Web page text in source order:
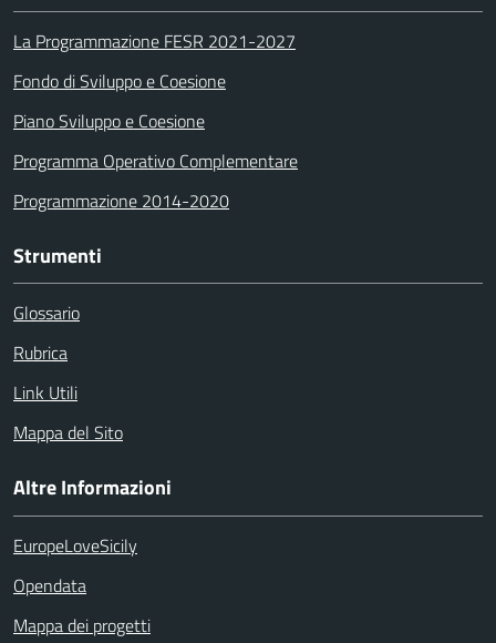
La Programmazione FESR 2021-2027
Fondo di Sviluppo e Coesione
Piano Sviluppo e Coesione
Programma Operativo Complementare
Programmazione 2014-2020
Strumenti
Glossario
Rubrica
Link Utili
Mappa del Sito
Altre Informazioni
EuropeLoveSicily
Opendata
Mappa dei progetti